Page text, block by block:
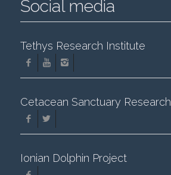
Social media
Tethys Research Institute
Cetacean Sanctuary Research
Ionian Dolphin Project